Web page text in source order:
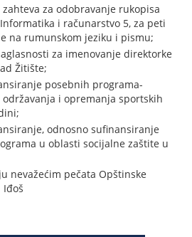
za odobravanje rukopisa
i računarstvo 5, za peti
na rumunskom jeziku i pismu;
za imenovanje direktorke
Žitište;
posebnih programa-
i opremanja sportskih
odnosno sufinansiranje
u oblasti socijalne zaštite u
nevažećim pečata Opštinske